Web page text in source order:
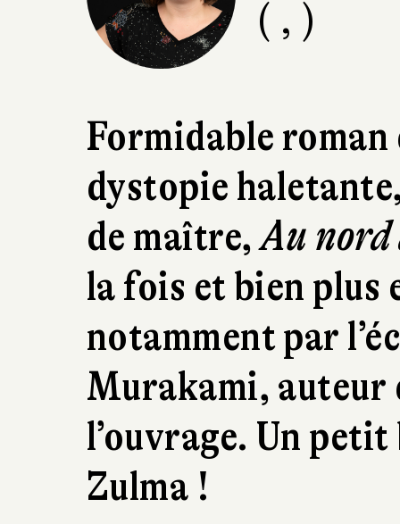
( , )
Formidable
dystopie
de maître,Au nord
la fois et bien plus
notamment par
Murakami, auteur
l’ouvrage. Un
Zulma !